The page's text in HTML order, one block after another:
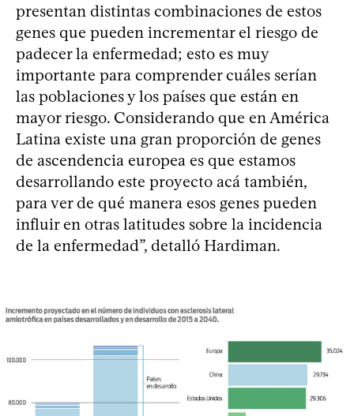
presentan distintas combinaciones de estos
genes que pueden incrementar el riesgo de
padecer la enfermedad; esto es muy
importante para comprender cuáles serían
las poblaciones y los países que están en
mayor riesgo. Considerando que en América
Latina existe una gran proporción de genes
de ascendencia europea es que estamos
desarrollando este proyecto acá también,
para ver de qué manera esos genes pueden
influir en otras latitudes sobre la incidencia
de la enfermedad”, detalló Hardiman.